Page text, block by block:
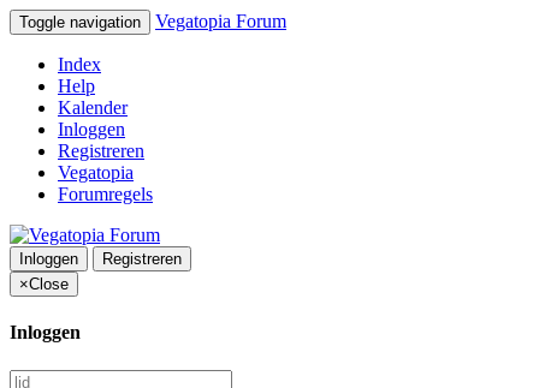
Toggle navigation Vegatopia Forum
Index
Help
Kalender
Inloggen
Registreren
Vegatopia
Forumregels
Inloggen
Registreren
×Close
Inloggen